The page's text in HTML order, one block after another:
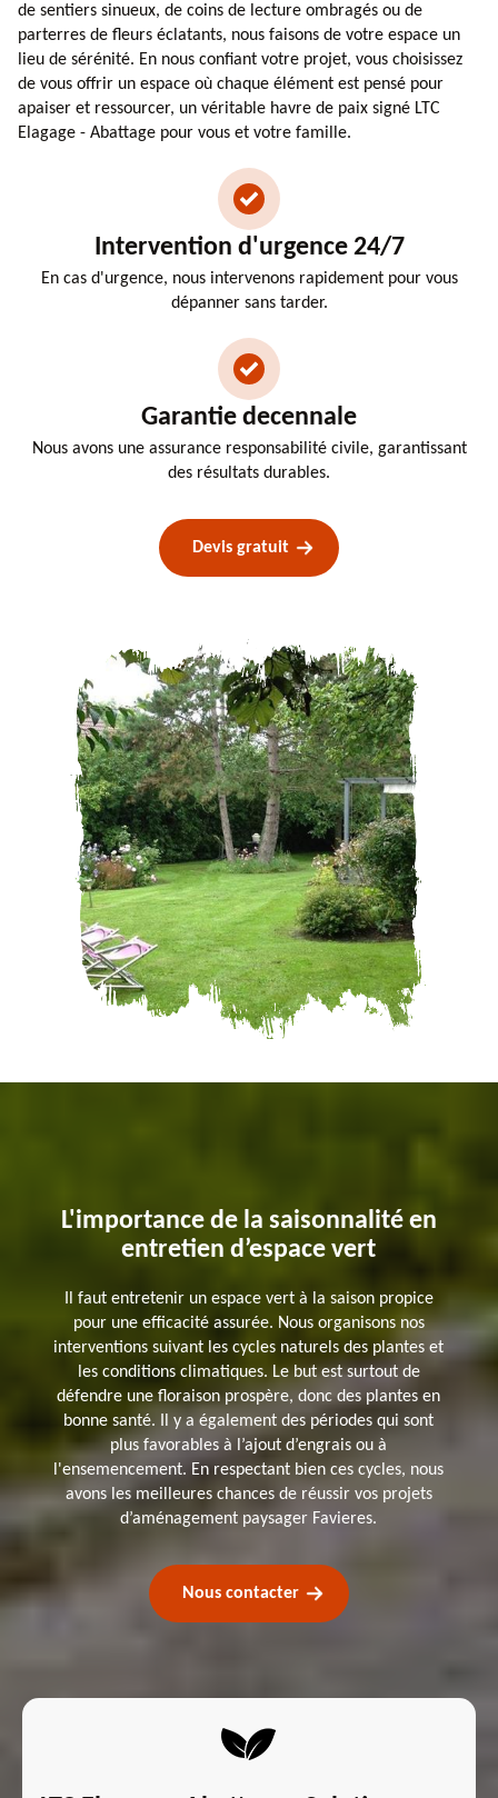
de sentiers sinueux, de coins de lecture ombragés ou de
parterres de fleurs éclatants, nous faisons de votre espace un
lieu de sérénité. En nous confiant votre projet, vous choisissez
de vous offrir un espace où chaque élément est pensé pour
apaiser et ressourcer, un véritable havre de paix signé LTC
Elagage - Abattage pour vous et votre famille.
Intervention d'urgence 24/7
En cas d'urgence, nous intervenons rapidement pour vous
dépanner sans tarder.
Garantie decennale
Nous avons une assurance responsabilité civile, garantissant
des résultats durables.
Devis gratuit
L'importance de la saisonnalité en
entretien d’espace vert
Il faut entretenir un espace vert à la saison propice
pour une efficacité assurée. Nous organisons nos
interventions suivant les cycles naturels des plantes et
les conditions climatiques. Le but est surtout de
défendre une floraison prospère, donc des plantes en
bonne santé. Il y a également des périodes qui sont
plus favorables à l’ajout d’engrais ou à
l'ensemencement. En respectant bien ces cycles, nous
avons les meilleures chances de réussir vos projets
d’aménagement paysager Favieres.
Nous contacter